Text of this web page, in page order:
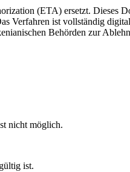
(ETA) ersetzt. Dieses
ist vollständig
Behörden zur
nicht möglich.
ist.